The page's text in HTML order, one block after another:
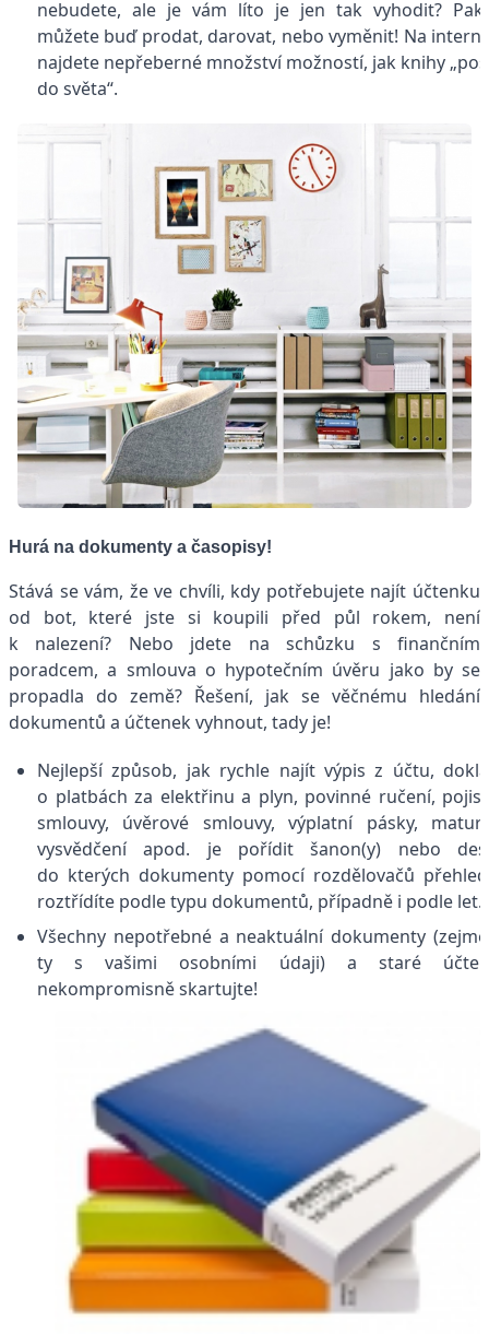
nebudete, ale je vám líto je jen tak vyhodit?
můžete buď prodat, darovat, nebo vyměnit! Na
najdete nepřeberné množství možností, jak knihy
do světa“.
Hurá na dokumenty a časopisy!
Stává se vám, že ve chvíli, kdy potřebujete najít účtenku
od bot, které jste si koupili před půl rokem, není
k nalezení? Nebo jdete na schůzku s finančním
poradcem, a smlouva o hypotečním úvěru jako by se
propadla do země? Řešení, jak se věčnému hledání
dokumentů a účtenek vyhnout, tady je!
Nejlepší způsob, jak rychle najít výpis z účtu,
o platbách za elektřinu a plyn, povinné ručení,
smlouvy, úvěrové smlouvy, výplatní pásky,
vysvědčení apod. je pořídit šanon(y) nebo
do kterých dokumenty pomocí rozdělovačů
roztřídíte podle typu dokumentů, případně i podle
Všechny nepotřebné a neaktuální dokumenty
ty s vašimi osobními údaji) a staré
nekompromisně skartujte!